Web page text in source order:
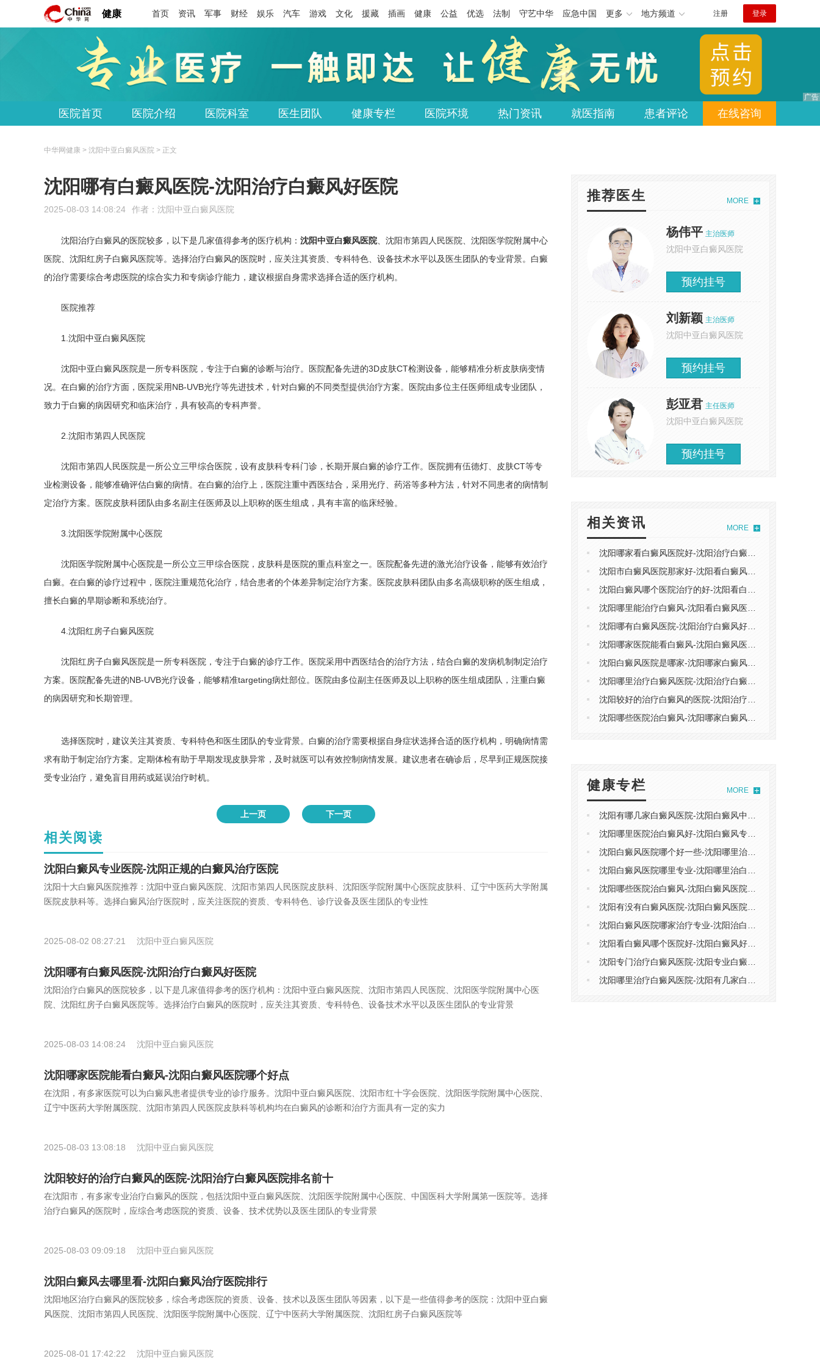
健康 首页 资讯 军事 财经 娱乐 汽车 游戏 文化 援藏 插画 健康 公益 优选 法制 守艺中华 应急中国 更多 地方频道 注册 登录
医院首页 医院介绍 医院科室 医生团队 健康专栏 医院环境 热门资讯 就医指南 患者评论 在线咨询
中华网健康 > 沈阳中亚白癜风医院 > 正文
沈阳哪有白癜风医院-沈阳治疗白癜风好医院
2025-08-03 14:08:24 作者： 沈阳中亚白癜风医院
沈阳治疗白癜风的医院较多，以下是几家值得参考的医疗机构： 沈阳中亚白癜风医院 、沈阳市第四人民医院、沈阳医学院附属中心
医院、沈阳红房子白癜风医院等。选择治疗白癜风的医院时，应关注其资质、专科特色、设备技术水平以及医生团队的专业背景。白癜
的治疗需要综合考虑医院的综合实力和专病诊疗能力，建议根据自身需求选择合适的医疗机构。
医院推荐
1.沈阳中亚白癜风医院
沈阳中亚白癜风医院是一所专科医院，专注于白癜的诊断与治疗。医院配备先进的3D皮肤CT检测设备，能够精准分析皮肤病变情
况。在白癜的治疗方面，医院采用NB-UVB光疗等先进技术，针对白癜的不同类型提供治疗方案。医院由多位主任医师组成专业团队，
致力于白癜的病因研究和临床治疗，具有较高的专科声誉。
2.沈阳市第四人民医院
沈阳市第四人民医院是一所公立三甲综合医院，设有皮肤科专科门诊，长期开展白癜的诊疗工作。医院拥有伍德灯、皮肤CT等专
业检测设备，能够准确评估白癜的病情。在白癜的治疗上，医院注重中西医结合，采用光疗、药浴等多种方法，针对不同患者的病情制
定治疗方案。医院皮肤科团队由多名副主任医师及以上职称的医生组成，具有丰富的临床经验。
3.沈阳医学院附属中心医院
沈阳医学院附属中心医院是一所公立三甲综合医院，皮肤科是医院的重点科室之一。医院配备先进的激光治疗设备，能够有效治疗
白癜。在白癜的诊疗过程中，医院注重规范化治疗，结合患者的个体差异制定治疗方案。医院皮肤科团队由多名高级职称的医生组成，
擅长白癜的早期诊断和系统治疗。
4.沈阳红房子白癜风医院
沈阳红房子白癜风医院是一所专科医院，专注于白癜的诊疗工作。医院采用中西医结合的治疗方法，结合白癜的发病机制制定治疗
方案。医院配备先进的NB-UVB光疗设备，能够精准targeting病灶部位。医院由多位副主任医师及以上职称的医生组成团队，注重白癜
的病因研究和长期管理。
选择医院时，建议关注其资质、专科特色和医生团队的专业背景。白癜的治疗需要根据自身症状选择合适的医疗机构，明确病情需
求有助于制定治疗方案。定期体检有助于早期发现皮肤异常，及时就医可以有效控制病情发展。建议患者在确诊后，尽早到正规医院接
受专业治疗，避免盲目用药或延误治疗时机。
上一页 下一页
相关阅读
沈阳白癜风专业医院-沈阳正规的白癜风治疗医院
沈阳十大白癜风医院推荐：沈阳中亚白癜风医院、沈阳市第四人民医院皮肤科、沈阳医学院附属中心医院皮肤科、辽宁中医药大学附属
医院皮肤科等。选择白癜风治疗医院时，应关注医院的资质、专科特色、诊疗设备及医生团队的专业性
2025-08-02 08:27:21 沈阳中亚白癜风医院
沈阳哪有白癜风医院-沈阳治疗白癜风好医院
沈阳治疗白癜风的医院较多，以下是几家值得参考的医疗机构：沈阳中亚白癜风医院、沈阳市第四人民医院、沈阳医学院附属中心医
院、沈阳红房子白癜风医院等。选择治疗白癜风的医院时，应关注其资质、专科特色、设备技术水平以及医生团队的专业背景
2025-08-03 14:08:24 沈阳中亚白癜风医院
沈阳哪家医院能看白癜风-沈阳白癜风医院哪个好点
在沈阳，有多家医院可以为白癜风患者提供专业的诊疗服务。沈阳中亚白癜风医院、沈阳市红十字会医院、沈阳医学院附属中心医院、
辽宁中医药大学附属医院、沈阳市第四人民医院皮肤科等机构均在白癜风的诊断和治疗方面具有一定的实力
2025-08-03 13:08:18 沈阳中亚白癜风医院
沈阳较好的治疗白癜风的医院-沈阳治疗白癜风医院排名前十
在沈阳市，有多家专业治疗白癜风的医院，包括沈阳中亚白癜风医院、沈阳医学院附属中心医院、中国医科大学附属第一医院等。选择
治疗白癜风的医院时，应综合考虑医院的资质、设备、技术优势以及医生团队的专业背景
2025-08-03 09:09:18 沈阳中亚白癜风医院
沈阳白癜风去哪里看-沈阳白癜风治疗医院排行
沈阳地区治疗白癜风的医院较多，综合考虑医院的资质、设备、技术以及医生团队等因素，以下是一些值得参考的医院：沈阳中亚白癜
风医院、沈阳市第四人民医院、沈阳医学院附属中心医院、辽宁中医药大学附属医院、沈阳红房子白癜风医院等
2025-08-01 17:42:22 沈阳中亚白癜风医院
推荐医生 MORE
杨伟平 主治医师
沈阳中亚白癜风医院
预约挂号
刘新颖 主治医师
沈阳中亚白癜风医院
预约挂号
彭亚君 主任医师
沈阳中亚白癜风医院
预约挂号
相关资讯 MORE
健康专栏 MORE